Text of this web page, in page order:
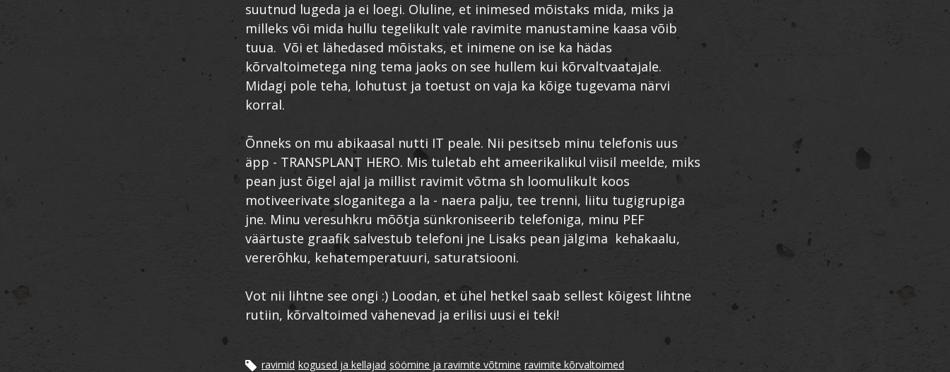
suutnud lugeda ja ei loegi. Oluline, et inimesed mõistaks mida, miks ja
milleks või mida hullu tegelikult vale ravimite manustamine kaasa võib
tuua. Või et lähedased mõistaks, et inimene on ise ka hädas
kõrvaltoimetega ning tema jaoks on see hullem kui kõrvaltvaatajale.
Midagi pole teha, lohutust ja toetust on vaja ka kõige tugevama närvi
korral.
Õnneks on mu abikaasal nutti IT peale. Nii pesitseb minu telefonis uus
äpp - TRANSPLANT HERO. Mis tuletab eht ameerikalikul viisil meelde, miks
pean just õigel ajal ja millist ravimit võtma sh loomulikult koos
motiveerivate sloganitega a la - naera palju, tee trenni, liitu tugigrupiga
jne. Minu veresuhkru mõõtja sünkroniseerib telefoniga, minu PEF
väärtuste graafik salvestub telefoni jne Lisaks pean jälgima kehakaalu,
vererõhku, kehatemperatuuri, saturatsiooni.
Vot nii lihtne see ongi :) Loodan, et ühel hetkel saab sellest kõigest lihtne
rutiin, kõrvaltoimed vähenevad ja erilisi uusi ei teki!
ravimid kogused ja kellajad söömine ja ravimite võtmine ravimite kõrvaltoimed